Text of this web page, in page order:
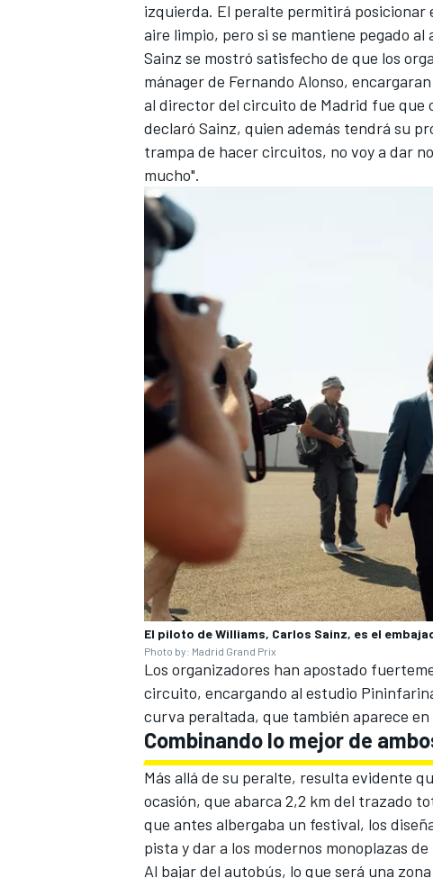
izquierda. El peralte permitirá posicionar
aire limpio, pero si se mantiene pegado
Sainz se mostró satisfecho de que los
mánager de Fernando Alonso,
al director del circuito de Madrid fue que
declaró Sainz, quien además tendrá su
trampa de hacer circuitos, no voy a dar
mucho".
El piloto de Williams, Carlos Sainz, es el
Photo by: Madrid Grand Prix
Los organizadores han apostado
circuito, encargando al estudio
curva peraltada, que también aparece
Combinando lo mejor de
Más allá de su peralte, resulta evidente
ocasión, que abarca 2,2 km del trazado
que antes albergaba un festival, los
pista y dar a los modernos monoplazas
Al bajar del autobús, lo que será una